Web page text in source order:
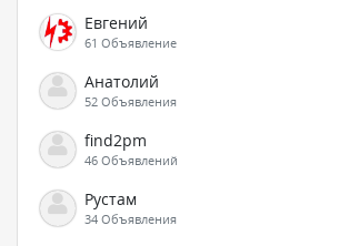
Евгений
61 Объявление
Анатолий
52 Объявления
find2pm
46 Объявлений
Рустам
34 Объявления